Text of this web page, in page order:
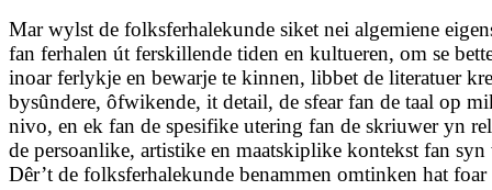
Mar wylst de folksferhalekunde siket nei algemiene
fan ferhalen út ferskillende tiden en kultueren, om se
inoar ferlykje en bewarje te kinnen, libbet de literatuer
bysûndere, ôfwikende, it detail, de sfear fan de taal op
nivo, en ek fan de spesifike utering fan de skriuwer yn
de persoanlike, artistike en maatskiplike kontekst fan
Dêr’t de folksferhalekunde benammen omtinken hat